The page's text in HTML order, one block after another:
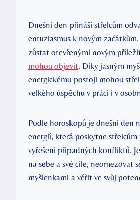
Dnešní den přináší střelcům
entuziasmus k novým
zůstat otevřenými novým
mohou objevit. Díky jasným
energickému postoji mohou
velkého úspěchu v práci i v
Podle horoskopů je dnešní den
energií, která poskytne
vyřešení případných konfliktů.
na sebe a své cíle, neomezovat
myšlenkami a věřit ve svůj